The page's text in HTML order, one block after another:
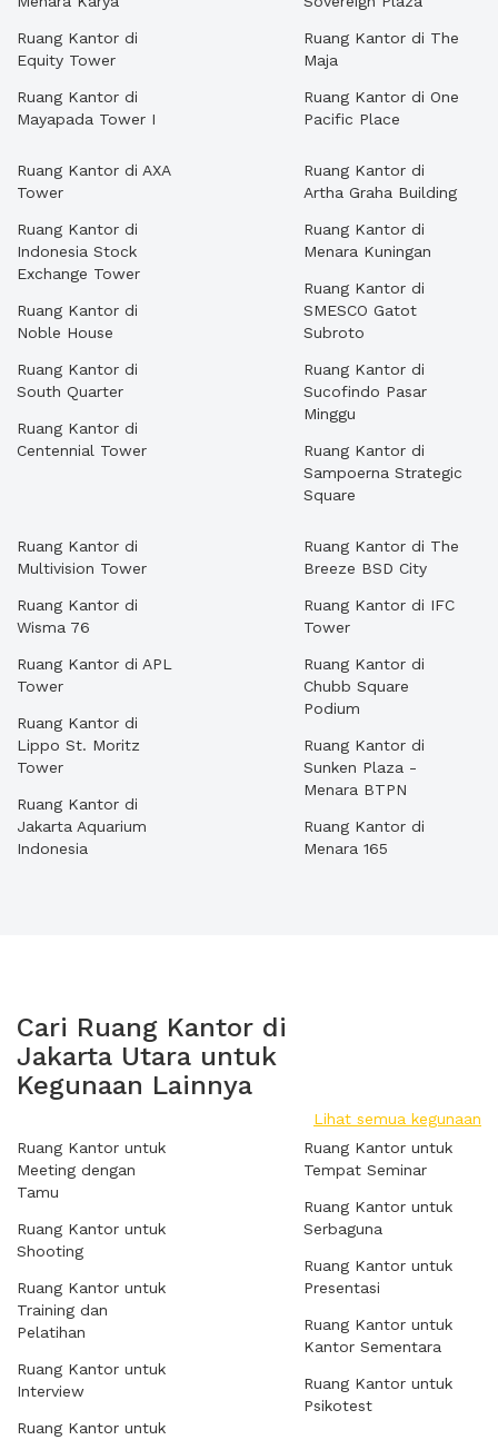
Ruang Kantor di
Equity Tower
Ruang Kantor di
Mayapada Tower I
Ruang Kantor di The
Maja
Ruang Kantor di One
Pacific Place
Ruang Kantor di AXA
Tower
Ruang Kantor di
Indonesia Stock
Exchange Tower
Ruang Kantor di
Noble House
Ruang Kantor di
South Quarter
Ruang Kantor di
Centennial Tower
Ruang Kantor di
Artha Graha Building
Ruang Kantor di
Menara Kuningan
Ruang Kantor di
SMESCO Gatot
Subroto
Ruang Kantor di
Sucofindo Pasar
Minggu
Ruang Kantor di
Sampoerna Strategic
Square
Ruang Kantor di
Multivision Tower
Ruang Kantor di
Wisma 76
Ruang Kantor di APL
Tower
Ruang Kantor di
Lippo St. Moritz
Tower
Ruang Kantor di
Jakarta Aquarium
Indonesia
Ruang Kantor di The
Breeze BSD City
Ruang Kantor di IFC
Tower
Ruang Kantor di
Chubb Square
Podium
Ruang Kantor di
Sunken Plaza -
Menara BTPN
Ruang Kantor di
Menara 165
Cari Ruang Kantor di
Jakarta Utara untuk
Kegunaan Lainnya
Lihat semua kegunaan
Ruang Kantor untuk
Meeting dengan
Tamu
Ruang Kantor untuk
Shooting
Ruang Kantor untuk
Training dan
Pelatihan
Ruang Kantor untuk
Interview
Ruang Kantor untuk
Ruang Kantor untuk
Tempat Seminar
Ruang Kantor untuk
Serbaguna
Ruang Kantor untuk
Presentasi
Ruang Kantor untuk
Kantor Sementara
Ruang Kantor untuk
Psikotest